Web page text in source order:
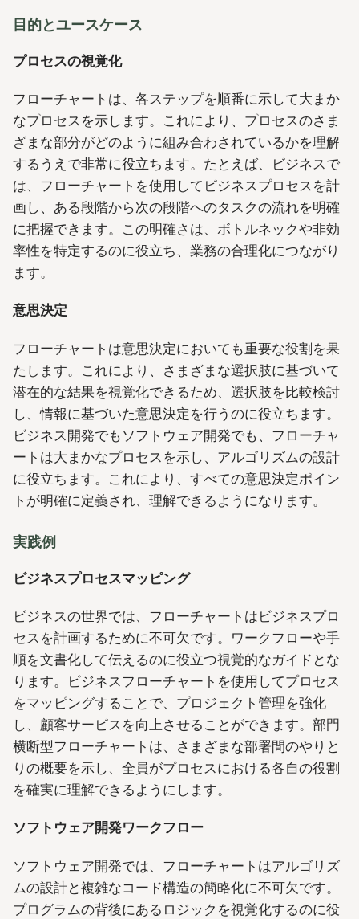
目的とユースケース
プロセスの視覚化
フローチャートは、各ステップを順番に示して大まか
なプロセスを示します。これにより、プロセスのさま
ざまな部分がどのように組み合わされているかを理解
するうえで非常に役立ちます。たとえば、ビジネスで
は、フローチャートを使用してビジネスプロセスを計
画し、ある段階から次の段階へのタスクの流れを明確
に把握できます。この明確さは、ボトルネックや非効
率性を特定するのに役立ち、業務の合理化につながり
ます。
意思決定
フローチャートは意思決定においても重要な役割を果
たします。これにより、さまざまな選択肢に基づいて
潜在的な結果を視覚化できるため、選択肢を比較検討
し、情報に基づいた意思決定を行うのに役立ちます。
ビジネス開発でもソフトウェア開発でも、フローチャ
ートは大まかなプロセスを示し、アルゴリズムの設計
に役立ちます。これにより、すべての意思決定ポイン
トが明確に定義され、理解できるようになります。
実践例
ビジネスプロセスマッピング
ビジネスの世界では、フローチャートはビジネスプロ
セスを計画するために不可欠です。ワークフローや手
順を文書化して伝えるのに役立つ視覚的なガイドとな
ります。ビジネスフローチャートを使用してプロセス
をマッピングすることで、プロジェクト管理を強化
し、顧客サービスを向上させることができます。部門
横断型フローチャートは、さまざまな部署間のやりと
りの概要を示し、全員がプロセスにおける各自の役割
を確実に理解できるようにします。
ソフトウェア開発ワークフロー
ソフトウェア開発では、フローチャートはアルゴリズ
ムの設計と複雑なコード構造の簡略化に不可欠です。
プログラムの背後にあるロジックを視覚化するのに役